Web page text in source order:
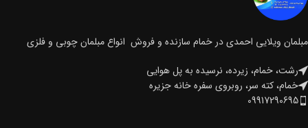
مبلمان ویلایی احمدی در خمام سازنده و فروش انواع مبلمان چوبی و فلزی
رشت، خمام، زیرده، نرسیده به پل هوایی
خمام، کته سر، روبروی سفره خانه جزیره
09917290695